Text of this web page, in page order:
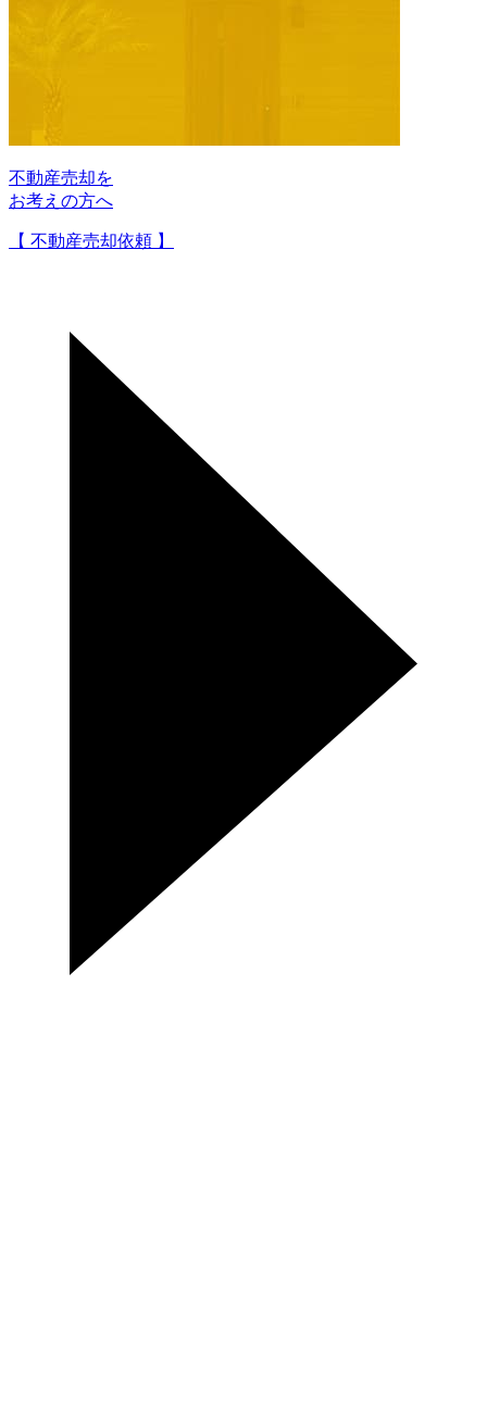
不動産売却を
お考えの方へ
【 不動産売却依頼 】